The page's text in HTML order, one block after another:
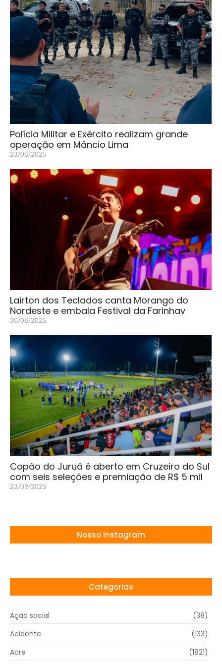
Polícia Militar e Exército realizam grande
operação em Mâncio Lima
23/08/2025
Lairton dos Teclados canta Morango do
Nordeste e embala Festival da Farinhav
30/08/2025
Copão do Juruá é aberto em Cruzeiro do Sul
com seis seleções e premiação de R$ 5 mil
23/09/2025
Nosso Instagram
Categorias
Ação social
(38)
Acidente
(133)
Acre
(1821)